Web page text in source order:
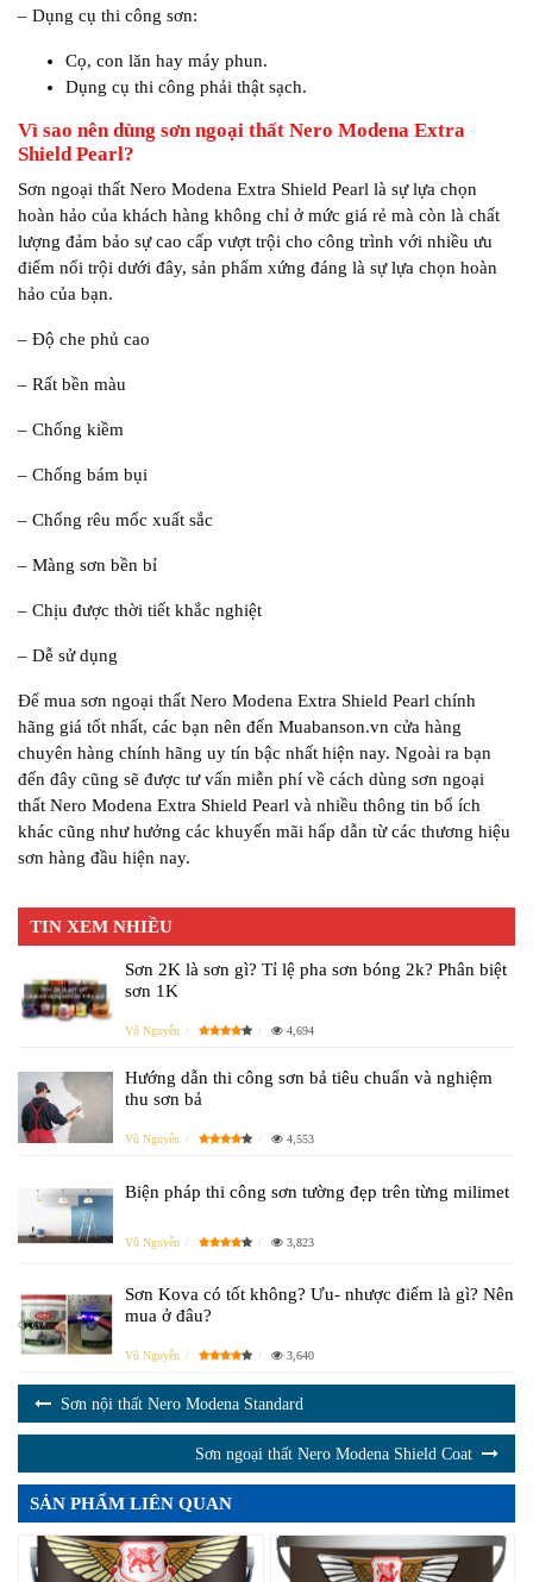
– Dụng cụ thi công sơn:
Cọ, con lăn hay máy phun.
Dụng cụ thi công phải thật sạch.
Vì sao nên dùng sơn ngoại thất Nero Modena Extra
Shield Pearl?
Sơn ngoại thất Nero Modena Extra Shield Pearl là sự lựa chọn
hoàn hảo của khách hàng không chỉ ở mức giá rẻ mà còn là chất
lượng đảm bảo sự cao cấp vượt trội cho công trình với nhiều ưu
điểm nổi trội dưới đây, sản phẩm xứng đáng là sự lựa chọn hoàn
hảo của bạn.
– Độ che phủ cao
– Rất bền màu
– Chống kiềm
– Chống bám bụi
– Chống rêu mốc xuất sắc
– Màng sơn bền bỉ
– Chịu được thời tiết khắc nghiệt
– Dễ sử dụng
Để mua sơn ngoại thất Nero Modena Extra Shield Pearl chính
hãng giá tốt nhất, các bạn nên đến Muabanson.vn cửa hàng
chuyên hàng chính hãng uy tín bậc nhất hiện nay. Ngoài ra bạn
đến đây cũng sẽ được tư vấn miễn phí về cách dùng sơn ngoại
thất Nero Modena Extra Shield Pearl và nhiều thông tin bổ ích
khác cũng như hưởng các khuyến mãi hấp dẫn từ các thương hiệu
sơn hàng đầu hiện nay.
TIN XEM NHIỀU
Sơn 2K là sơn gì? Tỉ lệ pha sơn bóng 2k? Phân biệt
sơn 1K
Vũ Nguyễn 4,694
Hướng dẫn thi công sơn bả tiêu chuẩn và nghiệm
thu sơn bả
Vũ Nguyễn 4,553
Biện pháp thi công sơn tường đẹp trên từng milimet
Vũ Nguyễn 3,823
Sơn Kova có tốt không? Ưu- nhược điểm là gì? Nên
mua ở đâu?
Vũ Nguyễn 3,640
Sơn nội thất Nero Modena Standard
Sơn ngoại thất Nero Modena Shield Coat
SẢN PHẨM LIÊN QUAN